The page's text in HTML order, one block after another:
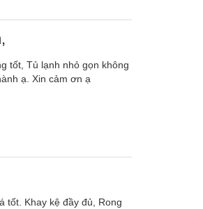
tốt, Tủ lạnh nhỏ gọn không
ạ. Xin cảm ơn ạ
tốt. Khay kệ đầy đủ, Rong